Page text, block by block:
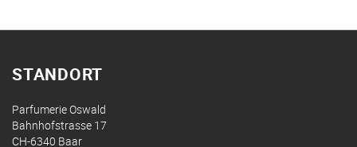
STANDORT
Parfumerie Oswald
Bahnhofstrasse 17
CH-6340 Baar